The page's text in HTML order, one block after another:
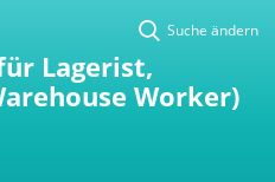
Suche ändern
Lagerist,
Worker)